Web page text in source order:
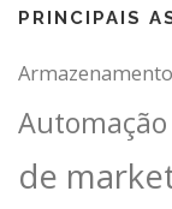
PRINCIPAIS
de